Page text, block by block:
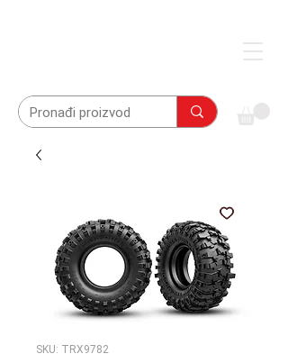
SKU: TRX9782